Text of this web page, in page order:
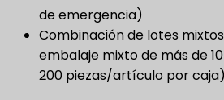
de emergencia)
Combinación de lotes
embalaje mixto de más de
200 piezas/artículo por caja)